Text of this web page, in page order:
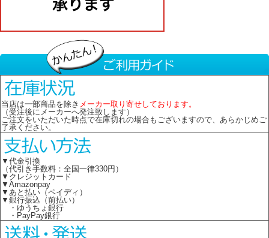
当店は一部商品を除き メーカー取り寄せしております。
（受注後にメーカーへ発注致します）
ご注文をいただいた時点で在庫切れの場合もございますので、あらかじめご
了承ください。
▼代金引換
（代引き手数料：全国一律330円）
▼クレジットカード
▼Amazonpay
▼あと払い（ペイディ）
▼銀行振込（前払い）
・ゆうちょ銀行
・PayPay銀行